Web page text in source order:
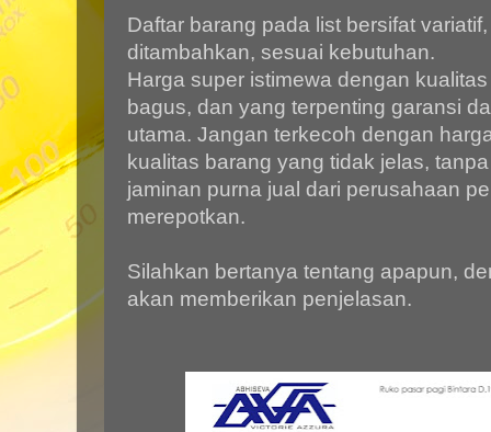
Daftar barang pada list bersifat
ditambahkan, sesuai kebutuhan.
Harga super istimewa dengan
bagus, dan yang terpenting garansi
utama. Jangan terkecoh dengan
kualitas barang yang tidak jelas,
jaminan purna jual dari perusahaan
merepotkan.
Silahkan bertanya tentang apapun,
akan memberikan penjelasan.